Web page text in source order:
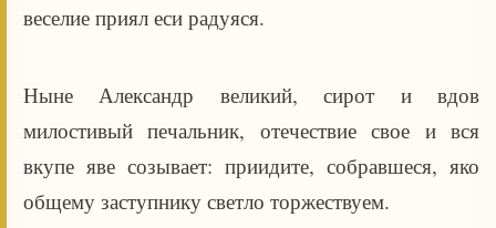
веселие приял еси радуяся.
Ныне Александр великий, сирот и вдов
милостивый печальник, отечествие свое и вся
вкупе яве созывает: приидите, собравшеся, яко
общему заступнику светло торжествуем.